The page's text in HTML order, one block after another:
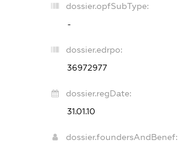
dossier.opfSubType:
-
dossier.edrpo:
36972977
dossier.regDate:
31.01.10
dossier.foundersAndBenef: